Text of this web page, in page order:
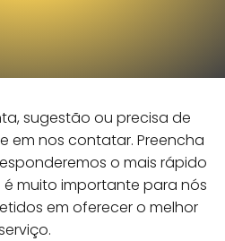
sugestão ou precisa de
em nos contatar. Preencha
o mais rápido
é muito importante para nós
em oferecer o melhor